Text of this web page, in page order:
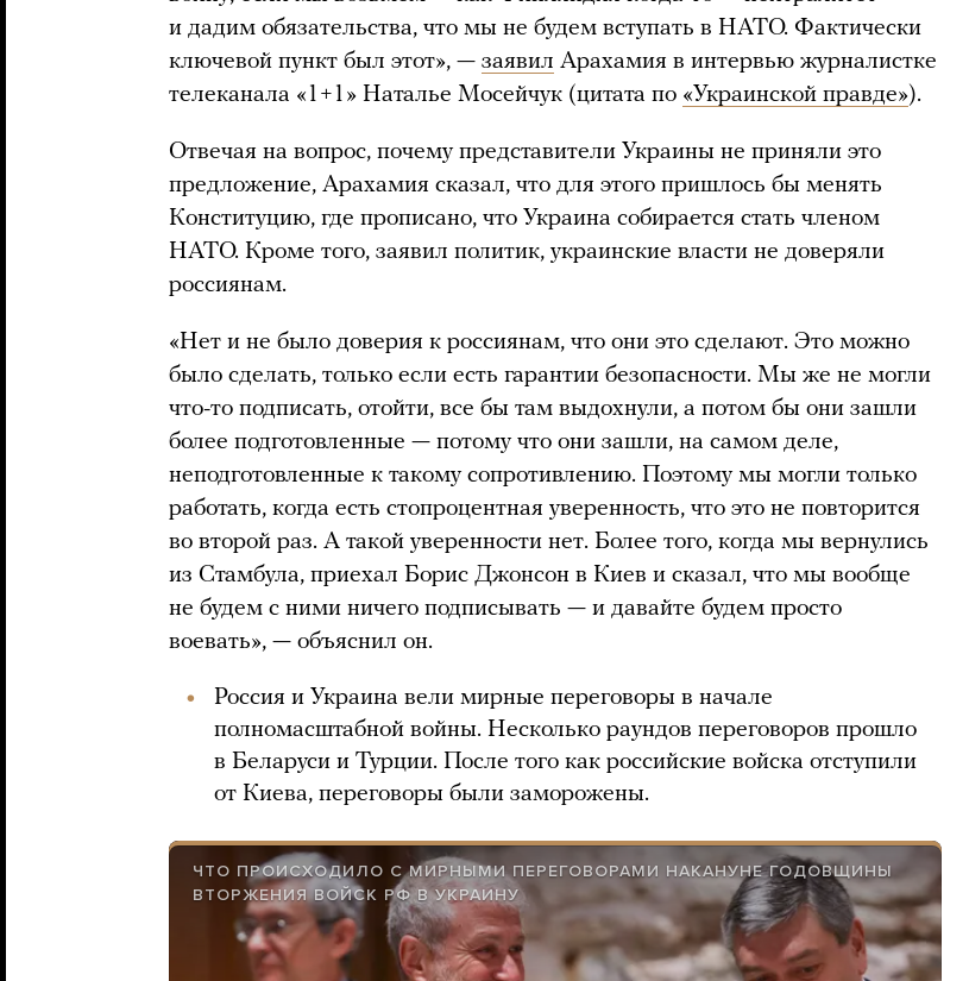
и дадим обязательства, что мы не будем вступать в НАТО. Фактически
ключевой пункт был этот», — заявил Арахамия в интервью журналистке
телеканала «1+1» Наталье Мосейчук (цитата по «Украинской правде»).
Отвечая на вопрос, почему представители Украины не приняли это
предложение, Арахамия сказал, что для этого пришлось бы менять
Конституцию, где прописано, что Украина собирается стать членом
НАТО. Кроме того, заявил политик, украинские власти не доверяли
россиянам.
«Нет и не было доверия к россиянам, что они это сделают. Это можно
было сделать, только если есть гарантии безопасности. Мы же не могли
что-то подписать, отойти, все бы там выдохнули, а потом бы они зашли
более подготовленные — потому что они зашли, на самом деле,
неподготовленные к такому сопротивлению. Поэтому мы могли только
работать, когда есть стопроцентная уверенность, что это не повторится
во второй раз. А такой уверенности нет. Более того, когда мы вернулись
из Стамбула, приехал Борис Джонсон в Киев и сказал, что мы вообще
не будем с ними ничего подписывать — и давайте будем просто
воевать», — объяснил он.
Россия и Украина вели мирные переговоры в начале
полномасштабной войны. Несколько раундов переговоров прошло
в Беларуси и Турции. После того как российские войска отступили
от Киева, переговоры были заморожены.
ЧТО ПРОИСХОДИЛО С МИРНЫМИ ПЕРЕГОВОРАМИ НАКАНУНЕ ГОДОВЩИНЫ
ВТОРЖЕНИЯ ВОЙСК РФ В УКРАИНУ